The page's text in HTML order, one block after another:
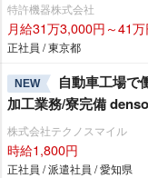
特許機器株式会社
月給31万3,000円～41万
正社員 / 東京都
NEW
自動車工場で
加工業務/寮完備
株式会社テクノスマイル
時給1,800円
正社員 / 派遣社員 / 愛知県